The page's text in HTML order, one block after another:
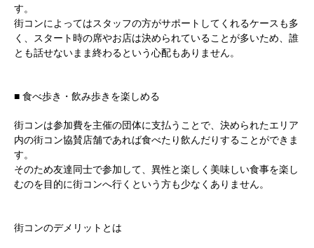
す。
街コンによってはスタッフの方がサポートしてくれるケースも多
く、スタート時の席やお店は決められていることが多いため、誰
とも話せないまま終わるという心配もありません。
■ 食べ歩き・飲み歩きを楽しめる
街コンは参加費を主催の団体に支払うことで、決められたエリア
内の街コン協賛店舗であれば食べたり飲んだりすることができま
す。
そのため友達同士で参加して、異性と楽しく美味しい食事を楽し
むのを目的に街コンへ行くという方も少なくありません。
街コンのデメリットとは